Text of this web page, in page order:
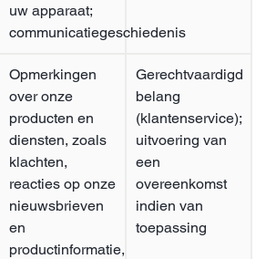
uw apparaat;
communicatiegeschiedenis
Opmerkingen
over onze
producten en
diensten, zoals
klachten,
reacties op onze
nieuwsbrieven
en
productinformatie,
Gerechtvaardigd
belang
(klantenservice);
uitvoering van
een
overeenkomst
indien van
toepassing